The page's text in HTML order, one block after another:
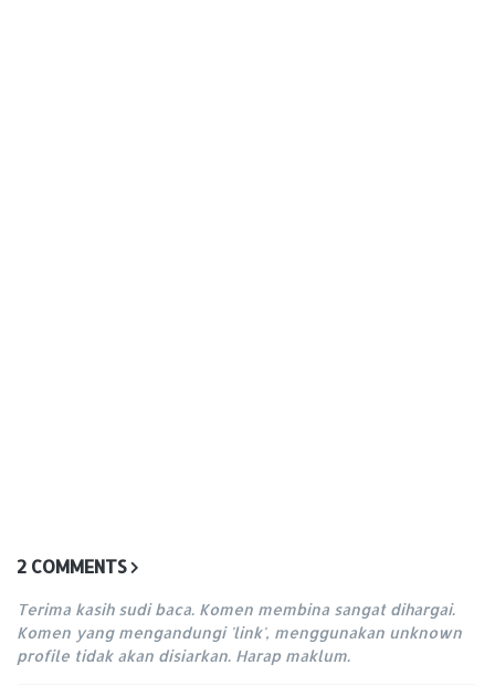
2 COMMENTS
Terima kasih sudi baca. Komen membina sangat dihargai.
Komen yang mengandungi 'link', menggunakan unknown
profile tidak akan disiarkan. Harap maklum.